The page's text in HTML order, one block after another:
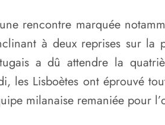
rencontre marquée
à deux reprises sur
a dû attendre la
les Lisboètes ont éprouvé
milanaise remaniée pour